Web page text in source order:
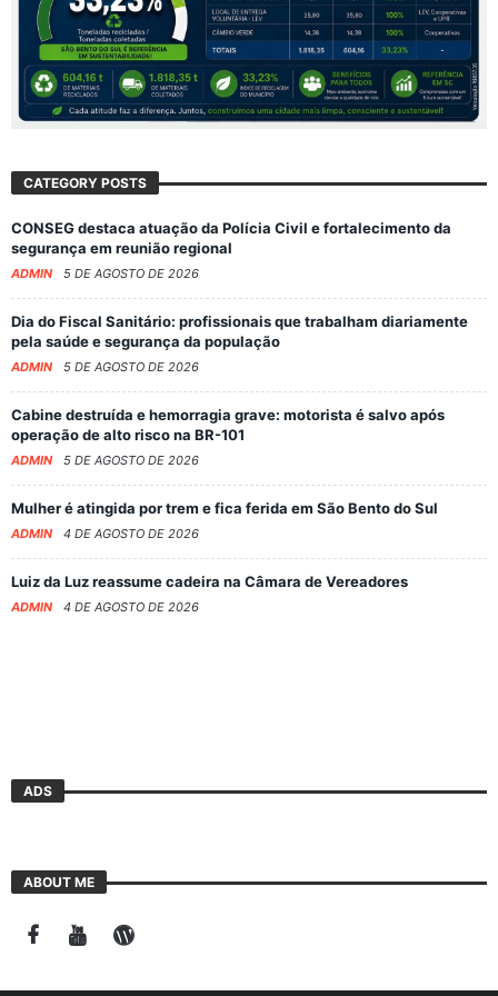
CATEGORY POSTS
CONSEG destaca atuação da Polícia Civil e fortalecimento da
segurança em reunião regional
ADMIN 5 DE AGOSTO DE 2026
Dia do Fiscal Sanitário: profissionais que trabalham diariamente
pela saúde e segurança da população
ADMIN 5 DE AGOSTO DE 2026
Cabine destruída e hemorragia grave: motorista é salvo após
operação de alto risco na BR-101
ADMIN 5 DE AGOSTO DE 2026
Mulher é atingida por trem e fica ferida em São Bento do Sul
ADMIN 4 DE AGOSTO DE 2026
Luiz da Luz reassume cadeira na Câmara de Vereadores
ADMIN 4 DE AGOSTO DE 2026
ADS
ABOUT ME